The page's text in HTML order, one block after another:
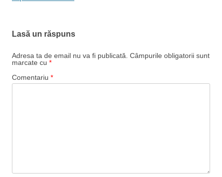
Lasă un răspuns
Adresa ta de email nu va fi publicată. Câmpurile obligatorii sunt
marcate cu *
Comentariu *